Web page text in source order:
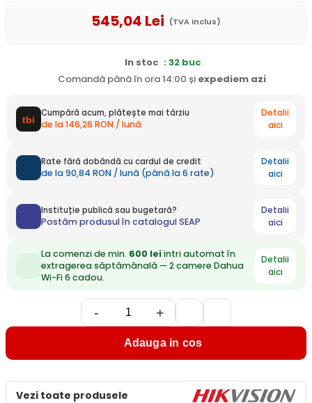
545,04 Lei (TVA inclus)
In stoc : 32 buc
Comandă până în ora 14:00 și expediem azi
Cumpără acum, plătește mai târziu
de la 146,26 RON / lună
Detalii
aici
Rate fără dobândă cu cardul de credit
de la 90,84 RON / lună (până la 6 rate)
Detalii
aici
Instituție publică sau bugetară?
Postăm produsul în catalogul SEAP
Detalii
aici
La comenzi de min. 600 leiintri automat în
extragerea săptămânală — 2 camere Dahua
Wi-Fi 6 cadou.
Detalii
aici
- +
Adauga in cos
Vezi toate produsele